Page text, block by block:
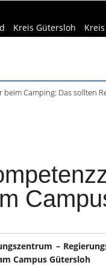
Kreis Gütersloh
Camping: Das sollten
–
Campus Gütersloh